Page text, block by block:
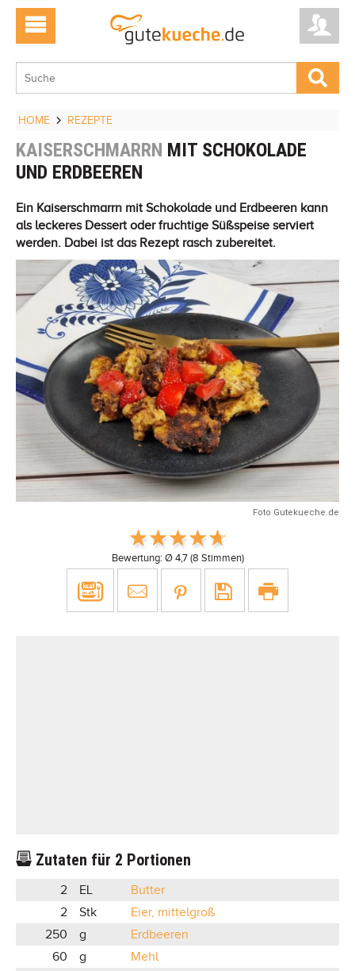
HOME REZEPTE
KAISERSCHMARRN MIT SCHOKOLADE
UND ERDBEEREN
Ein Kaiserschmarrn mit Schokolade und Erdbeeren kann
als leckeres Dessert oder fruchtige Süßspeise serviert
werden. Dabei ist das Rezept rasch zubereitet.
Foto Gutekueche.de
Bewertung: Ø 4,7(8 Stimmen)
Zutaten für 2 Portionen
2 EL
Butter
2
Stk
Eier, mittelgroß
250
g
Erdbeeren
60
g
Mehl